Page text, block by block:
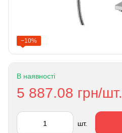
−10%
В наявності
5 887.08 грн/шт.
шт.